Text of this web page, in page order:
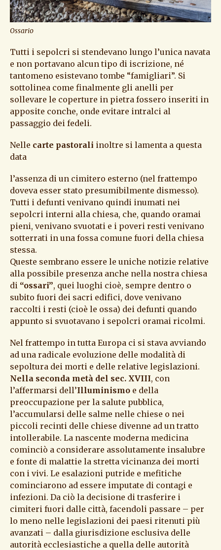
Ossario
Tutti i sepolcri si stendevano lungo l’unica navata
e non portavano alcun tipo di iscrizione, né
tantomeno esistevano tombe “famigliari”. Si
sottolinea come finalmente gli anelli per
sollevare le coperture in pietra fossero inseriti in
apposite conche, onde evitare intralci al
passaggio dei fedeli.
Nelle carte pastorali inoltre si lamenta a questa
data
l’assenza di un cimitero esterno (nel frattempo
doveva esser stato presumibilmente dismesso).
Tutti i defunti venivano quindi inumati nei
sepolcri interni alla chiesa, che, quando oramai
pieni, venivano svuotati e i poveri resti venivano
sotterrati in una fossa comune fuori della chiesa
stessa.
Queste sembrano essere le uniche notizie relative
alla possibile presenza anche nella nostra chiesa
di “ossari”, quei luoghi cioè, sempre dentro o
subito fuori dei sacri edifici, dove venivano
raccolti i resti (cioè le ossa) dei defunti quando
appunto si svuotavano i sepolcri oramai ricolmi.
Nel frattempo in tutta Europa ci si stava avviando
ad una radicale evoluzione delle modalità di
sepoltura dei morti e delle relative legislazioni.
Nella seconda metà del sec. XVIII, con
l’affermarsi dell’Illuminismo e della
preoccupazione per la salute pubblica,
l’accumularsi delle salme nelle chiese o nei
piccoli recinti delle chiese divenne ad un tratto
intollerabile. La nascente moderna medicina
cominciò a considerare assolutamente insalubre
e fonte di malattie la stretta vicinanza dei morti
con i vivi. Le esalazioni putride e mefitiche
cominciarono ad essere imputate di contagi e
infezioni. Da ciò la decisione di trasferire i
cimiteri fuori dalle città, facendoli passare – per
lo meno nelle legislazioni dei paesi ritenuti più
avanzati – dalla giurisdizione esclusiva delle
autorità ecclesiastiche a quella delle autorità